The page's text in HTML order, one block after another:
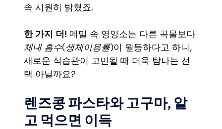
속 시원히 밝혔죠.
한 가지 더! 메밀 속 영양소는 다른 곡물보다
체내 흡수(생체이용률)이 월등하다고 하니,
새로운 식습관이 고민될 때 더욱 탐나는 선
택 아닐까요?
렌즈콩 파스타와 고구마, 알
고 먹으면 이득